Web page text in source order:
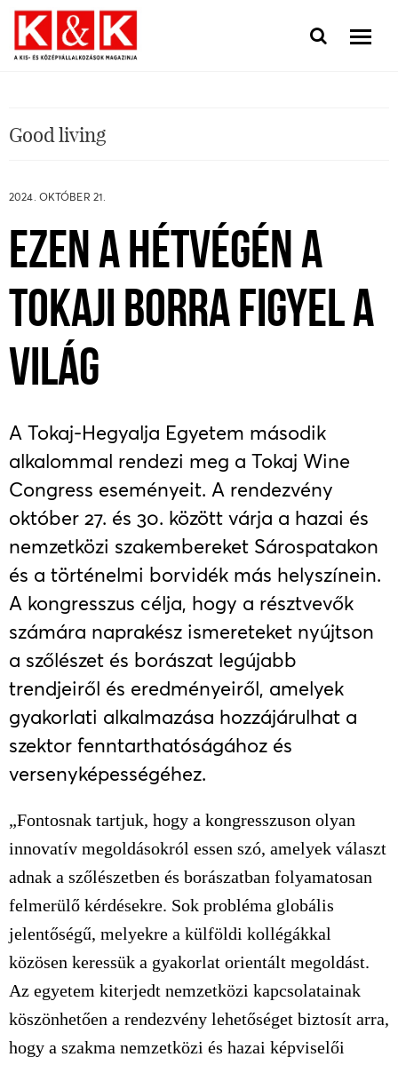
Good living
2024. OKTÓBER 21.
EZEN A HÉTVÉGÉN A
TOKAJI BORRA FIGYEL A
VILÁG
A Tokaj-Hegyalja Egyetem második
alkalommal rendezi meg a Tokaj Wine
Congress eseményeit. A rendezvény
október 27. és 30. között várja a hazai és
nemzetközi szakembereket Sárospatakon
és a történelmi borvidék más helyszínein.
A kongresszus célja, hogy a résztvevők
számára naprakész ismereteket nyújtson
a szőlészet és borászat legújabb
trendjeiről és eredményeiről, amelyek
gyakorlati alkalmazása hozzájárulhat a
szektor fenntarthatóságához és
versenyképességéhez.
„Fontosnak tartjuk, hogy a kongresszuson olyan
innovatív megoldásokról essen szó, amelyek választ
adnak a szőlészetben és borászatban folyamatosan
felmerülő kérdésekre. Sok probléma globális
jelentőségű, melyekre a külföldi kollégákkal
közösen keressük a gyakorlat orientált megoldást.
Az egyetem kiterjedt nemzetközi kapcsolatainak
köszönhetően a rendezvény lehetőséget biztosít arra,
hogy a szakma nemzetközi és hazai képviselői